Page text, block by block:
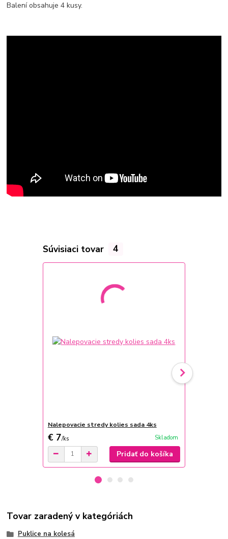
Balení obsahuje 4 kusy.
Súvisiaci tovar 4
Nalepovacie stredy kolies sada 4ks
€ 7/ks Skladom
Pridať do košíka
Tovar zaradený v kategóriách
Puklice na kolesá